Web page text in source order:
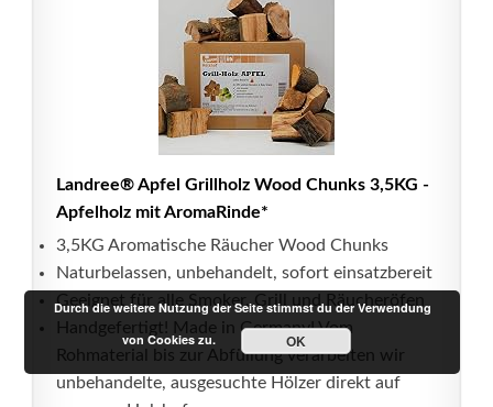
Landree® Apfel Grillholz Wood Chunks 3,5KG -
Apfelholz mit AromaRinde*
3,5KG Aromatische Räucher Wood Chunks
Naturbelassen, unbehandelt, sofort einsatzbereit
Geeignet für alle Smoker, Grill und Räucheröfen
Handgefertigt! Made in Germany! Vom
Rohmaterial bis zur Abfüllung verarbeiten wir
unbehandelte, ausgesuchte Hölzer direkt auf
Durch die weitere Nutzung der Seite stimmst du der Verwendung
von Cookies zu.
OK